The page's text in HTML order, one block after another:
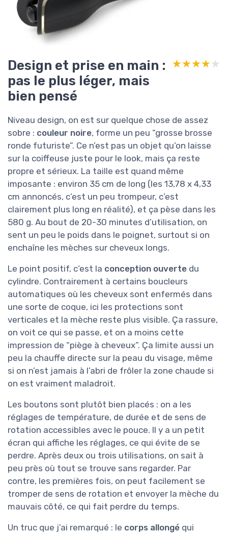
Design et prise en main :
pas le plus léger, mais
bien pensé
★★★★★
★★★★★
Niveau design, on est sur quelque chose de assez
sobre : couleur noire, forme un peu “grosse brosse
ronde futuriste”. Ce n’est pas un objet qu’on laisse
sur la coiffeuse juste pour le look, mais ça reste
propre et sérieux. La taille est quand même
imposante : environ 35 cm de long (les 13,78 x 4,33
cm annoncés, c’est un peu trompeur, c’est
clairement plus long en réalité), et ça pèse dans les
580 g. Au bout de 20-30 minutes d’utilisation, on
sent un peu le poids dans le poignet, surtout si on
enchaîne les mèches sur cheveux longs.
Le point positif, c’est la conception ouverte du
cylindre. Contrairement à certains boucleurs
automatiques où les cheveux sont enfermés dans
une sorte de coque, ici les protections sont
verticales et la mèche reste plus visible. Ça rassure,
on voit ce qui se passe, et on a moins cette
impression de “piège à cheveux”. Ça limite aussi un
peu la chauffe directe sur la peau du visage, même
si on n’est jamais à l’abri de frôler la zone chaude si
on est vraiment maladroit.
Les boutons sont plutôt bien placés : on a les
réglages de température, de durée et de sens de
rotation accessibles avec le pouce. Il y a un petit
écran qui affiche les réglages, ce qui évite de se
perdre. Après deux ou trois utilisations, on sait à
peu près où tout se trouve sans regarder. Par
contre, les premières fois, on peut facilement se
tromper de sens de rotation et envoyer la mèche du
mauvais côté, ce qui fait perdre du temps.
Un truc que j’ai remarqué : le corps allongé qui